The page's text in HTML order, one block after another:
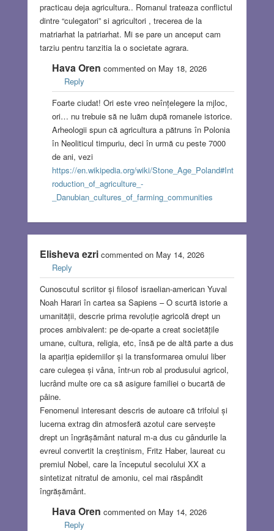
practicau deja agricultura.. Romanul trateaza conflictul
dintre “culegatori” si agricultori , trecerea de la
matriarhat la patriarhat. Mi se pare un anceput cam
tarziu pentru tanzitia la o societate agrara.
Hava Oren commented on May 18, 2026
Reply
Foarte ciudat! Ori este vreo neînțelegere la mjloc,
ori… nu trebuie să ne luăm după romanele istorice.
Arheologii spun că agricultura a pătruns în Polonia
în Neoliticul timpuriu, deci în urmă cu peste 7000
de ani, vezi
https://en.wikipedia.org/wiki/Stone_Age_Poland#Int
roduction_of_agriculture_-
_Danubian_cultures_of_farming_communities
Elisheva ezricommented on May 14, 2026
Reply
Cunoscutul scriitor și filosof israelian-american Yuval
Noah Harari în cartea sa Sapiens – O scurtă istorie a
umanității, descrie prima revoluție agricolă drept un
proces ambivalent: pe de-oparte a creat societățile
umane, cultura, religia, etc, însă pe de altă parte a dus
la apariția epidemiilor și la transformarea omului liber
care culegea și vâna, într-un rob al produsului agricol,
lucrând multe ore ca să asigure familiei o bucartă de
pâine.
Fenomenul interesant descris de autoare că trifoiul și
lucerna extrag din atmosferă azotul care servește
drept un îngrășământ natural m-a dus cu gândurile la
evreul convertit la creștinism, Fritz Haber, laureat cu
premiul Nobel, care la începutul secolului XX a
sintetizat nitratul de amoniu, cel mai răspândit
îngrășământ.
Hava Oren commented on May 14, 2026
Reply